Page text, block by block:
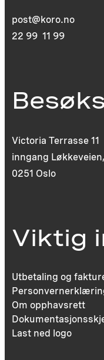
post@koro.no
22 99 11 99
Victoria Terrasse 11
inngang Løkkeveien,
0251 Oslo
Viktig
Utbetaling og
Om opphavsrett
Last ned logo